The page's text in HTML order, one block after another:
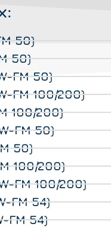
50)
50)
FM 50)
FM 100/200)
100/200)
FM 50)
50)
100/200)
FM 100/200)
FM 54)
FM 54)